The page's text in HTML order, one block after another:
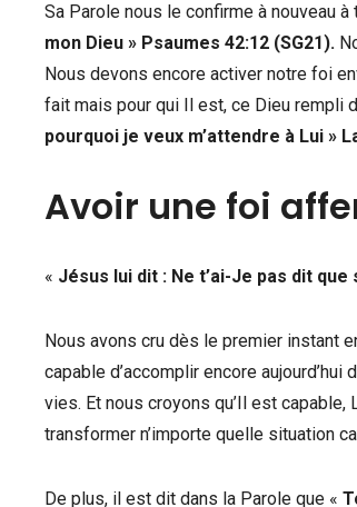
Sa Parole nous le confirme à nouveau
mon Dieu » Psaumes 42:12 (SG21).
Nous devons encore activer notre foi
fait mais pour qui Il est, ce Dieu rempli
pourquoi je veux m’attendre à Lui »
Avoir une foi
« Jésus lui dit : Ne t’ai-Je pas dit
Nous avons cru dès le premier instant
capable d’accomplir encore
vies. Et nous croyons qu’Il est
transformer n’importe quelle situation
De plus, il est dit dans la Parole que «